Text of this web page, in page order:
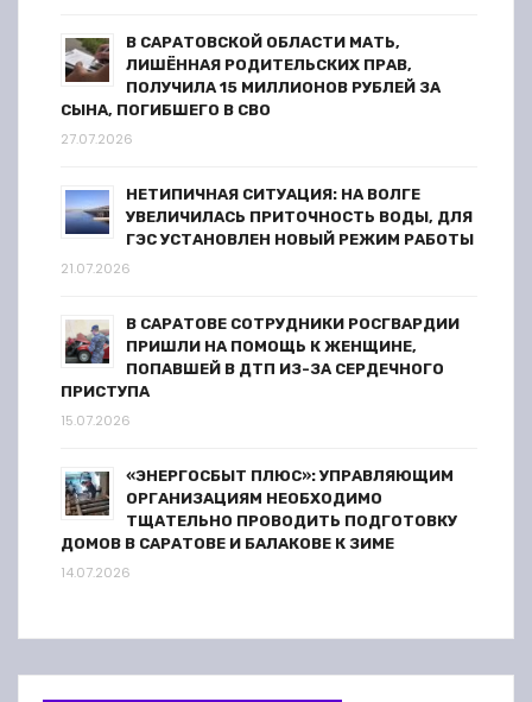
В САРАТОВСКОЙ ОБЛАСТИ МАТЬ,
ЛИШЁННАЯ РОДИТЕЛЬСКИХ ПРАВ,
ПОЛУЧИЛА 15 МИЛЛИОНОВ РУБЛЕЙ ЗА
СЫНА, ПОГИБШЕГО В СВО
27.07.2026
НЕТИПИЧНАЯ СИТУАЦИЯ: НА ВОЛГЕ
УВЕЛИЧИЛАСЬ ПРИТОЧНОСТЬ ВОДЫ, ДЛЯ
ГЭС УСТАНОВЛЕН НОВЫЙ РЕЖИМ РАБОТЫ
21.07.2026
В САРАТОВЕ СОТРУДНИКИ РОСГВАРДИИ
ПРИШЛИ НА ПОМОЩЬ К ЖЕНЩИНЕ,
ПОПАВШЕЙ В ДТП ИЗ-ЗА СЕРДЕЧНОГО
ПРИСТУПА
15.07.2026
«ЭНЕРГОСБЫТ ПЛЮС»: УПРАВЛЯЮЩИМ
ОРГАНИЗАЦИЯМ НЕОБХОДИМО
ТЩАТЕЛЬНО ПРОВОДИТЬ ПОДГОТОВКУ
ДОМОВ В САРАТОВЕ И БАЛАКОВЕ К ЗИМЕ
14.07.2026